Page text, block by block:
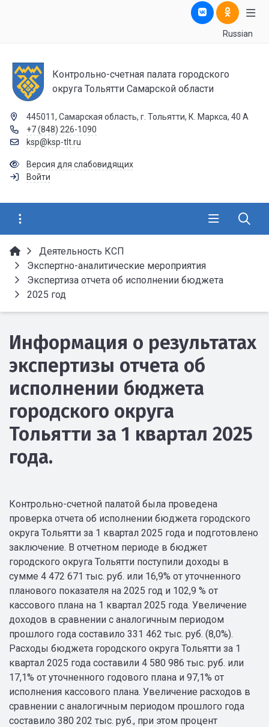
Russian
Контрольно-счетная палата городского
округа Тольятти Самарской области
445011, Самарская область, г. Тольятти, К. Маркса, 40 А
+7 (848) 226-1090
ksp@ksp-tlt.ru
Версия для слабовидящих
Войти
Деятельность КСП
Экспертно-аналитические мероприятия
Экспертиза отчета об исполнении бюджета
2025 год
Информация о результатах
экспертизы отчета об
исполнении бюджета
городского округа
Тольятти за 1 квартал 2025
года.
Контрольно-счетной палатой была проведена
проверка отчета об исполнении бюджета городского
округа Тольятти за 1 квартал 2025 года и подготовлено
заключение. В отчетном периоде в бюджет
городского округа Тольятти поступили доходы в
сумме 4 472 671 тыс. руб. или 16,9% от уточненного
планового показателя на 2025 год и 102,9 % от
кассового плана на 1 квартал 2025 года. Увеличение
доходов в сравнении с аналогичным периодом
прошлого года составило 331 462 тыс. руб. (8,0%).
Расходы бюджета городского округа Тольятти за 1
квартал 2025 года составили 4 580 986 тыс. руб. или
17,1% от уточненного годового плана и 97,1% от
исполнения кассового плана. Увеличение расходов в
сравнении с аналогичным периодом прошлого года
составило 380 202 тыс. руб., при этом процент